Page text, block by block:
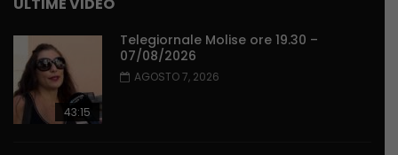
ULTIME VIDEO
43:15
Telegiornale Molise ore 19.30 –
07/08/2026
AGOSTO 7, 2026